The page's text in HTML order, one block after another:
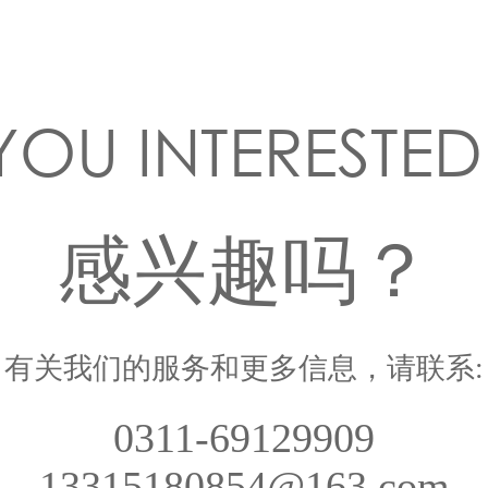
感兴趣吗？
有关我们的服务和更多信息，请联系:
0311-69129909